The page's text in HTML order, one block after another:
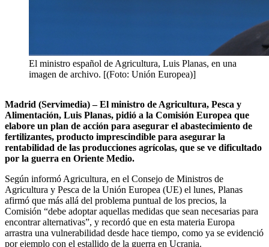
El ministro español de Agricultura, Luis Planas, en una
imagen de archivo. [(Foto: Unión Europea)]
Madrid (Servimedia) – El ministro de Agricultura, Pesca y
Alimentación, Luis Planas, pidió a la Comisión Europea que
elabore un plan de acción para asegurar el abastecimiento de
fertilizantes, producto imprescindible para asegurar la
rentabilidad de las producciones agrícolas, que se ve dificultado
por la guerra en Oriente Medio.
Según informó Agricultura, en el Consejo de Ministros de
Agricultura y Pesca de la Unión Europea (UE) el lunes, Planas
afirmó que más allá del problema puntual de los precios, la
Comisión “debe adoptar aquellas medidas que sean necesarias para
encontrar alternativas”, y recordó que en esta materia Europa
arrastra una vulnerabilidad desde hace tiempo, como ya se evidenció
por ejemplo con el estallido de la guerra en Ucrania.